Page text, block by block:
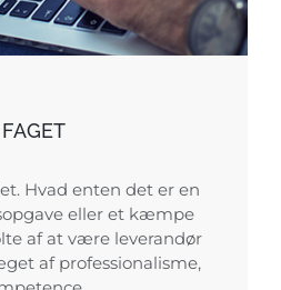
Hvad enten det er en
eller et kæmpe
af at være leverandør
af professionalisme,